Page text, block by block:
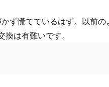
ず慌てているはず。以前
は有難いです。